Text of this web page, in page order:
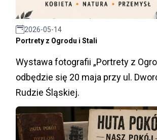
2026-05-14
Portrety z Ogrodu i Stali
Wystawa fotografii „Portrety z
odbędzie się 20 maja przy ul.
Rudzie Śląskiej.